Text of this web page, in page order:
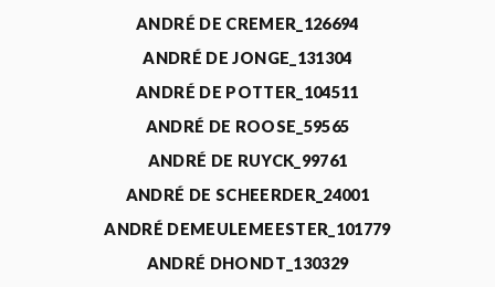
ANDRÉ DE CREMER_126694
ANDRÉ DE JONGE_131304
ANDRÉ DE POTTER_104511
ANDRÉ DE ROOSE_59565
ANDRÉ DE RUYCK_99761
ANDRÉ DE SCHEERDER_24001
ANDRÉ DEMEULEMEESTER_101779
ANDRÉ DHONDT_130329